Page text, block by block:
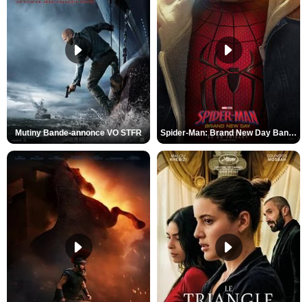
Mutiny Bande-annonce VO STFR Spider-Man: Brand New Day Bande-annonce VO STFR